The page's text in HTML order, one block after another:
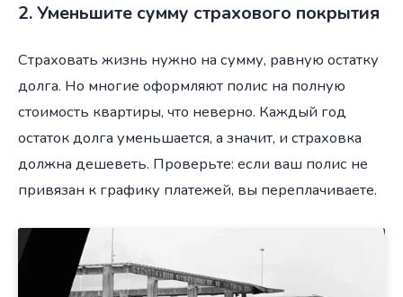
2. Уменьшите сумму страхового покрытия
Страховать жизнь нужно на сумму, равную остатку
долга. Но многие оформляют полис на полную
стоимость квартиры, что неверно. Каждый год
остаток долга уменьшается, а значит, и страховка
должна дешеветь. Проверьте: если ваш полис не
привязан к графику платежей, вы переплачиваете.